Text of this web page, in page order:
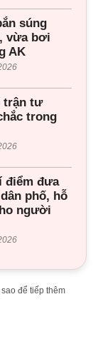
súng
vừa bơi
AK
trận tư
trong
điểm đưa
phố, hỗ
người
để tiếp thêm